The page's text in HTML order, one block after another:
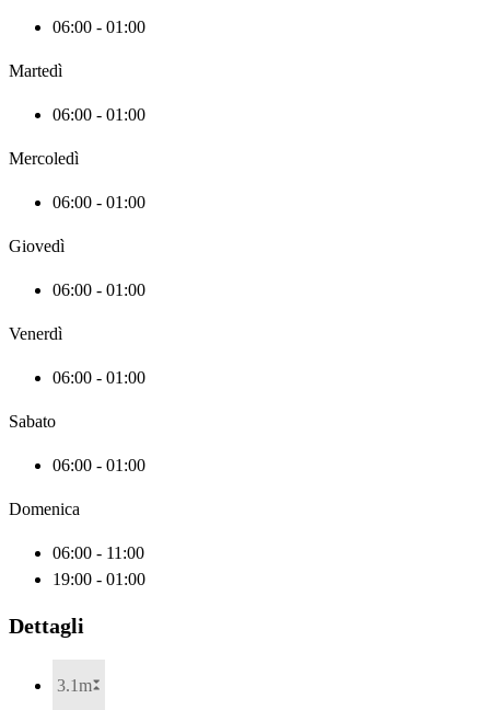
06:00 - 01:00
Martedì
06:00 - 01:00
Mercoledì
06:00 - 01:00
Giovedì
06:00 - 01:00
Venerdì
06:00 - 01:00
Sabato
06:00 - 01:00
Domenica
06:00 - 11:00
19:00 - 01:00
Dettagli
3.1m